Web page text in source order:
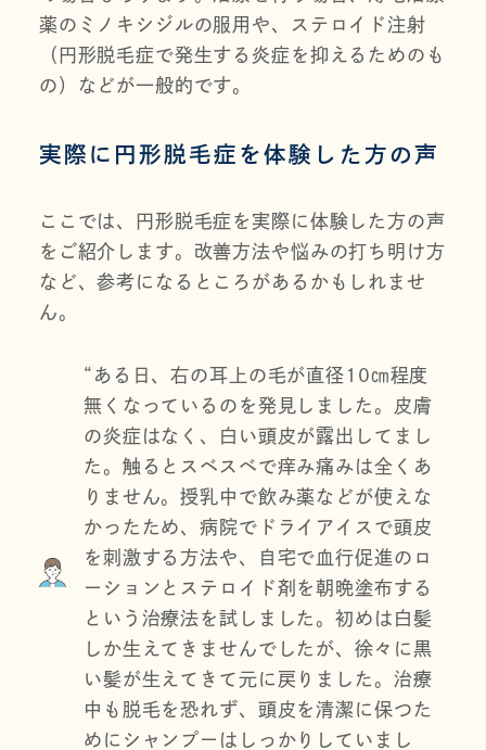
薬のミノキシジルの服用や、ステロイド注射
（円形脱毛症で発生する炎症を抑えるためのも
の）などが一般的です。
実際に円形脱毛症を体験した方の声
ここでは、円形脱毛症を実際に体験した方の声
をご紹介します。改善方法や悩みの打ち明け方
など、参考になるところがあるかもしれませ
ん。
“ある日、右の耳上の毛が直径10㎝程度
無くなっているのを発見しました。皮膚
の炎症はなく、白い頭皮が露出してまし
た。触るとスベスベで痒み痛みは全くあ
りません。授乳中で飲み薬などが使えな
かったため、病院でドライアイスで頭皮
を刺激する方法や、自宅で血行促進のロ
ーションとステロイド剤を朝晩塗布する
という治療法を試しました。初めは白髪
しか生えてきませんでしたが、徐々に黒
い髪が生えてきて元に戻りました。治療
中も脱毛を恐れず、頭皮を清潔に保つた
めにシャンプーはしっかりしていまし